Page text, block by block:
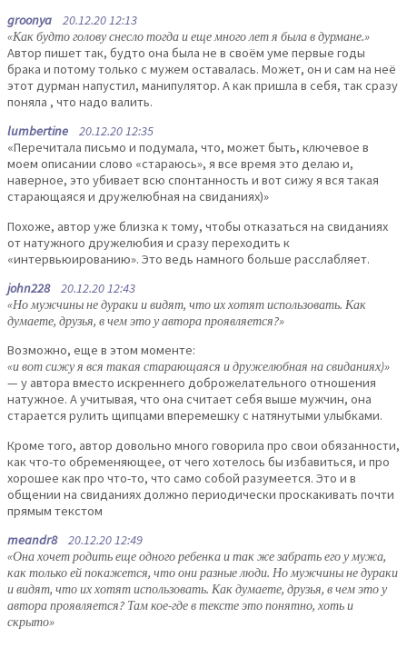
groonya 20.12.20 12:13
«Как будто голову снесло тогда и еще много лет я была в дурмане.»
Автор пишет так, будто она была не в своём уме первые годы
брака и потому только с мужем оставалась. Может, он и сам на неё
этот дурман напустил, манипулятор. А как пришла в себя, так сразу
поняла , что надо валить.
lumbertine 20.12.20 12:35
«Перечитала письмо и подумала, что, может быть, ключевое в
моем описании слово «стараюсь», я все время это делаю и,
наверное, это убивает всю спонтанность и вот сижу я вся такая
старающаяся и дружелюбная на свиданиях)»
Похоже, автор уже близка к тому, чтобы отказаться на свиданиях
от натужного дружелюбия и сразу переходить к
«интервьюированию». Это ведь намного больше расслабляет.
john22820.12.20 12:43
«Но мужчины не дураки и видят, что их хотят использовать. Как
думаете, друзья, в чем это у автора проявляется?»
Возможно, еще в этом моменте:
«и вот сижу я вся такая старающаяся и дружелюбная на свиданиях)»
— у автора вместо искреннего доброжелательного отношения
натужное. А учитывая, что она считает себя выше мужчин, она
старается рулить щипцами вперемешку с натянутыми улыбками.
Кроме того, автор довольно много говорила про свои обязанности,
как что-то обременяющее, от чего хотелось бы избавиться, и про
хорошее как про что-то, что само собой разумеется. Это и в
общении на свиданиях должно периодически проскакивать почти
прямым текстом
meandr820.12.20 12:49
«Она хочет родить еще одного ребенка и так же забрать его у мужа,
как только ей покажется, что они разные люди. Но мужчины не дураки
и видят, что их хотят использовать. Как думаете, друзья, в чем это у
автора проявляется? Там кое-где в тексте это понятно, хоть и
скрыто»